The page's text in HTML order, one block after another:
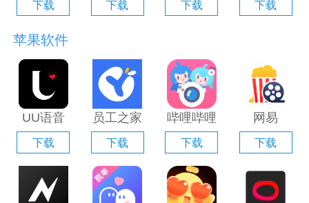
版「含模
拟器」
下载
版「含模
下载
「含模拟
下载
「含模拟
下载
苹果软件
UU语音
电脑版
「含模拟
下载
员工之家
电脑版
「含模拟
器」
下载
哔哩哔哩
直播姬电
脑版「含
模拟器」
下载
网易
Filmly电
脑版「含
模拟器」
下载